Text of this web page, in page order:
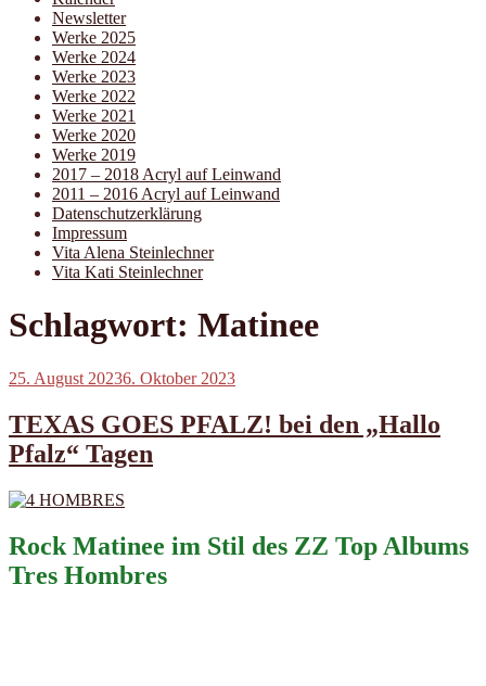
Newsletter
Werke 2025
Werke 2024
Werke 2023
Werke 2022
Werke 2021
Werke 2020
Werke 2019
2017 – 2018 Acryl auf Leinwand
2011 – 2016 Acryl auf Leinwand
Datenschutzerklärung
Impressum
Vita Alena Steinlechner
Vita Kati Steinlechner
Schlagwort: Matinee
Veröffentlicht
25. August 20236. Oktober 2023
TEXAS GOES PFALZ! bei den „Hallo
Pfalz“ Tagen
Rock Matinee im Stil des ZZ Top Albums
Tres Hombres